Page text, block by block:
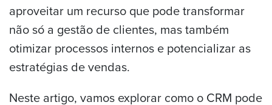
aproveitar um recurso que pode transformar
não só a gestão de clientes, mas também
otimizar processos internos e potencializar as
estratégias de vendas.
Neste artigo, vamos explorar como o CRM pode